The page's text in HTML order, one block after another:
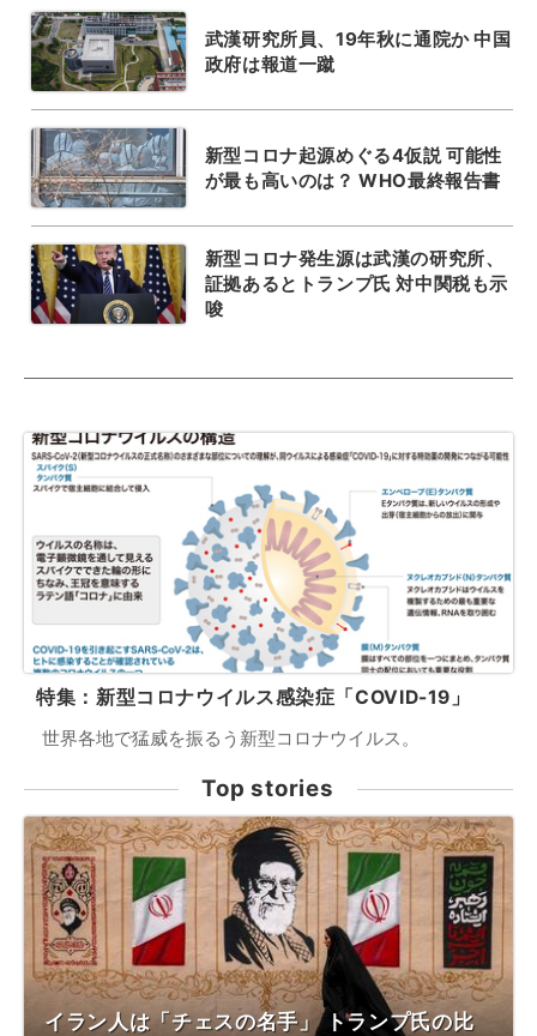
武漢研究所員、19年秋に通院か 中国
政府は報道一蹴
新型コロナ起源めぐる4仮説 可能性
が最も高いのは？ WHO最終報告書
新型コロナ発生源は武漢の研究所、
証拠あるとトランプ氏 対中関税も示
唆
特集：新型コロナウイルス感染症「COVID-19」
世界各地で猛威を振るう新型コロナウイルス。
Top stories
イラン人は「チェスの名手」 トランプ氏の比